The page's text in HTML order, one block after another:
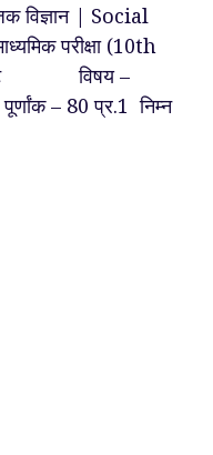
विज्ञान | Social
परीक्षा (10th
विषय –
– 80 प्र.1 निम्न